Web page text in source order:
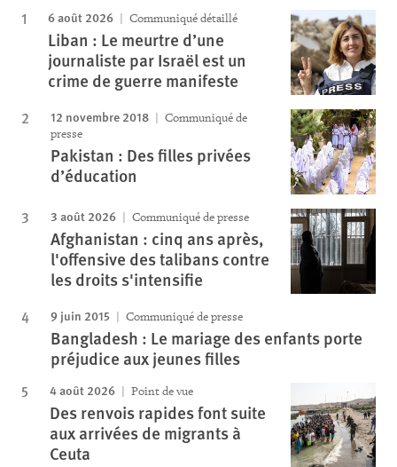
6 août 2026 Communiqué détaillé
Liban : Le meurtre d’une
journaliste par Israël est un
crime de guerre manifeste
12 novembre 2018
Communiqué de
presse
Pakistan : Des filles privées
d’éducation
3 août 2026 Communiqué de presse
Afghanistan : cinq ans après,
l'offensive des talibans contre
les droits s'intensifie
9 juin 2015 Communiqué de presse
Bangladesh : Le mariage des enfants porte
préjudice aux jeunes filles
4 août 2026 Point de vue
Des renvois rapides font suite
aux arrivées de migrants à
Ceuta